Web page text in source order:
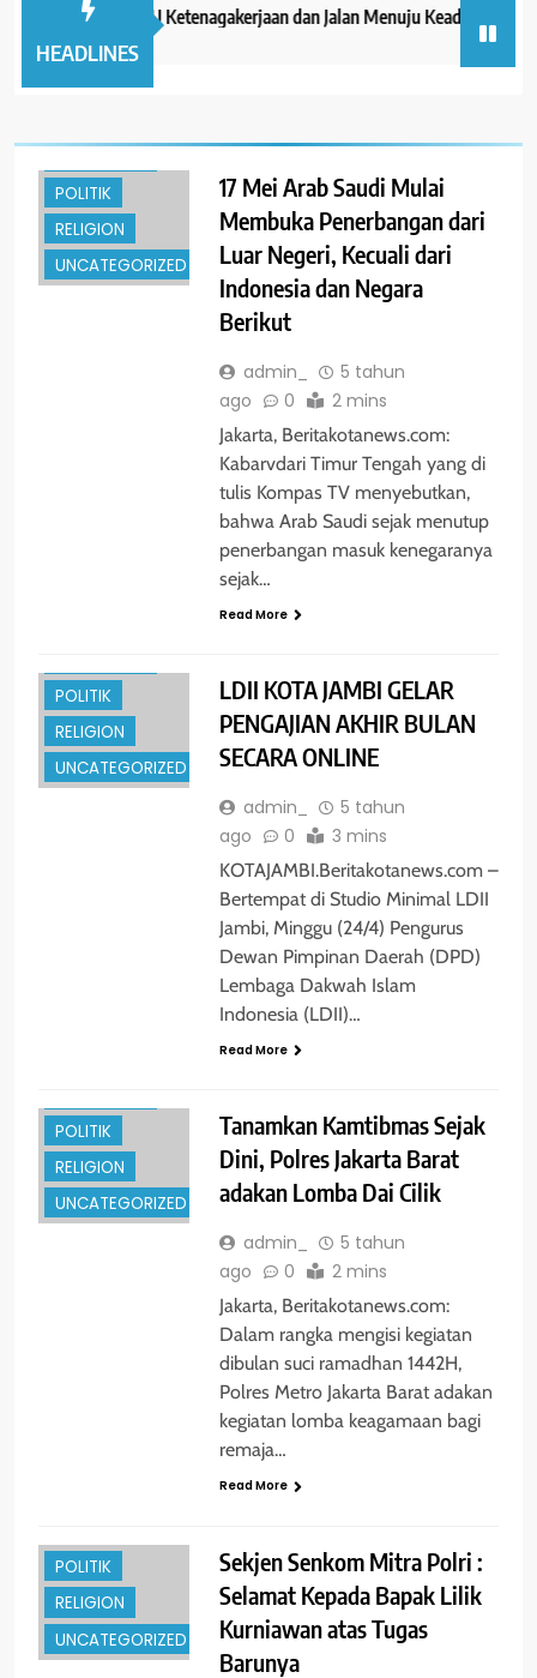
HEADLINES
Narmodo, RUU Ketenagakerjaan dan Jalan Menuju Keadilan Distribusi
ENTERTAINMENT
GLOBAL
HUKRIM
POLITIK
RELIGION
UNCATEGORIZED
17 Mei Arab Saudi Mulai
Membuka Penerbangan dari
Luar Negeri, Kecuali dari
Indonesia dan Negara
Berikut
admin_
5 tahun
ago
0 2 mins
Jakarta, Beritakotanews.com:
Kabarvdari Timur Tengah yang di
tulis Kompas TV menyebutkan,
bahwa Arab Saudi sejak menutup
penerbangan masuk kenegaranya
sejak…
Read More
POLITIK
RELIGION
UNCATEGORIZED
LDII KOTA JAMBI GELAR
PENGAJIAN AKHIR BULAN
SECARA ONLINE
admin_
5 tahun
ago
0 3 mins
KOTAJAMBI.Beritakotanews.com –
Bertempat di Studio Minimal LDII
Jambi, Minggu (24/4) Pengurus
Dewan Pimpinan Daerah (DPD)
Lembaga Dakwah Islam
Indonesia (LDII)…
Read More
POLITIK
RELIGION
UNCATEGORIZED
Tanamkan Kamtibmas Sejak
Dini, Polres Jakarta Barat
adakan Lomba Dai Cilik
admin_
5 tahun
ago
0 2 mins
Jakarta, Beritakotanews.com:
Dalam rangka mengisi kegiatan
dibulan suci ramadhan 1442H,
Polres Metro Jakarta Barat adakan
kegiatan lomba keagamaan bagi
remaja…
Read More
POLITIK
RELIGION
UNCATEGORIZED
Sekjen Senkom Mitra Polri :
Selamat Kepada Bapak Lilik
Kurniawan atas Tugas
Barunya